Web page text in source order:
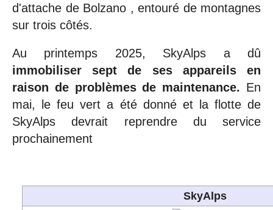
d'attache de Bolzano , entouré de montagnes
sur trois côtés.
Au printemps 2025, SkyAlps a dû
immobiliser sept de ses appareils en
raison de problèmes de maintenance. En
mai, le feu vert a été donné et la flotte de
SkyAlps devrait reprendre du service
prochainement
SkyAlps